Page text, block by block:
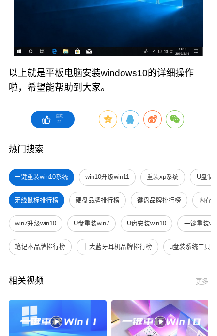
以上就是平板电脑安装windows10的详细操作
啦，希望能帮助到大家。
喜欢
22
热门搜索
一键重装win10系统 win10升级win11 重装xp系统 U盘制
无线鼠标排行榜 硬盘品牌排行榜 键盘品牌排行榜 内存
win7升级win10 U盘重装win7 U盘安装win10 一键重装
笔记本品牌排行榜 十大蓝牙耳机品牌排行榜 u盘装系统工具
相关视频 更多